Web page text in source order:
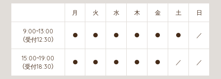
月 火 水 木 金 土 日
9:00~13:00
（受付12:30）
● ● ● ● ● ● ／
15:00~19:00
（受付18:30）
● ● ● ● ● ／ ／